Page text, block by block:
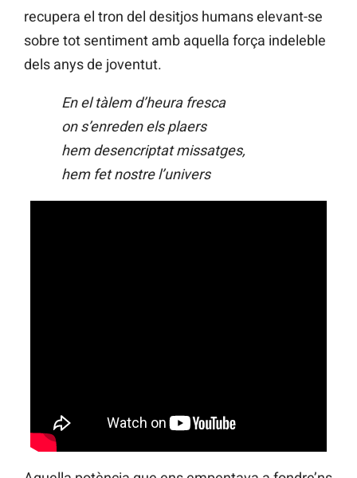
recupera el tron del desitjos humans elevant-se
sobre tot sentiment amb aquella força indeleble
dels anys de joventut.
En el tàlem d’heura fresca
on s’enreden els plaers
hem desencriptat missatges,
hem fet nostre l’univers